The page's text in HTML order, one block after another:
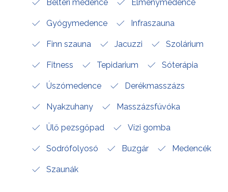
Beltéri medence Élménymedence
Gyógymedence Infraszauna
Finn szauna Jacuzzi Szolárium
Fitness Tepidarium Sóterápia
Úszómedence Derékmasszázs
Nyakzuhany Masszázsfúvóka
Ülő pezsgőpad Vízi gomba
Sodrófolyosó Buzgár Medencék
Szaunák